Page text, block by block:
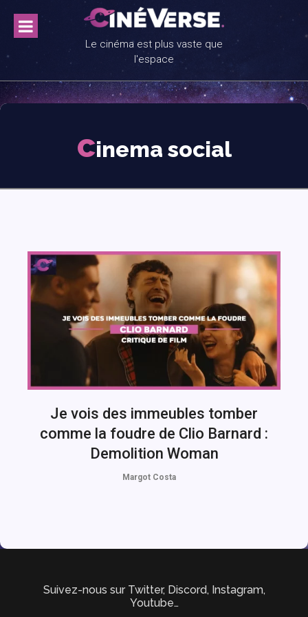
content
Le cinéma est plus vaste que
l'espace
cinema social
Je vois des immeubles tomber
comme la foudre de Clio Barnard :
Demolition Woman
Margot Costa
Suivez-nous sur Twitter, Discord, Instagram,
Youtube…